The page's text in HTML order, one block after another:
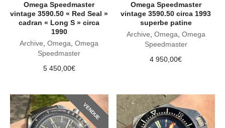
Omega Speedmaster
vintage 3590.50 « Red Seal »
cadran « Long S » circa
1990
Archive,Omega,Omega
Speedmaster
5 450,00€
Omega Speedmaster
vintage 3590.50 circa 1993
superbe patine
Archive, Omega, Omega
Speedmaster
4 950,00€
VENDUE